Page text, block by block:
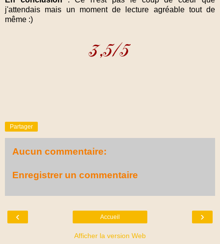
j'attendais mais un moment de lecture agréable tout de
même :)
Partager
Aucun commentaire:
Enregistrer un commentaire
‹ ›
Accueil
Afficher la version Web